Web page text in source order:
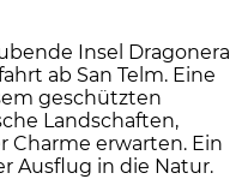
Insel Dragonera
ab San Telm. Eine
geschützten
Landschaften,
Charme erwarten. Ein
Ausflug in die Natur.